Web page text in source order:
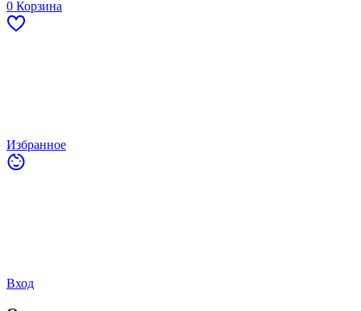
0 Корзина
Избранное
Вход